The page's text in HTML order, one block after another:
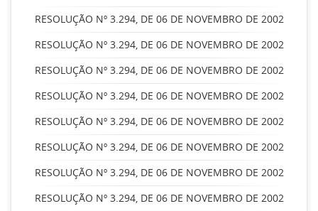
RESOLUÇÃO Nº 3.294, DE 06 DE NOVEMBRO DE 2002
RESOLUÇÃO Nº 3.294, DE 06 DE NOVEMBRO DE 2002
RESOLUÇÃO Nº 3.294, DE 06 DE NOVEMBRO DE 2002
RESOLUÇÃO Nº 3.294, DE 06 DE NOVEMBRO DE 2002
RESOLUÇÃO Nº 3.294, DE 06 DE NOVEMBRO DE 2002
RESOLUÇÃO Nº 3.294, DE 06 DE NOVEMBRO DE 2002
RESOLUÇÃO Nº 3.294, DE 06 DE NOVEMBRO DE 2002
RESOLUÇÃO Nº 3.294, DE 06 DE NOVEMBRO DE 2002